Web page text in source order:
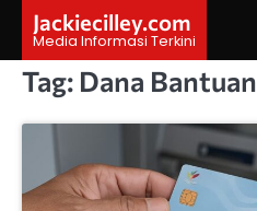
content
Jackiecilley.com
Media Informasi Terkini
Tag: Dana Bantuan